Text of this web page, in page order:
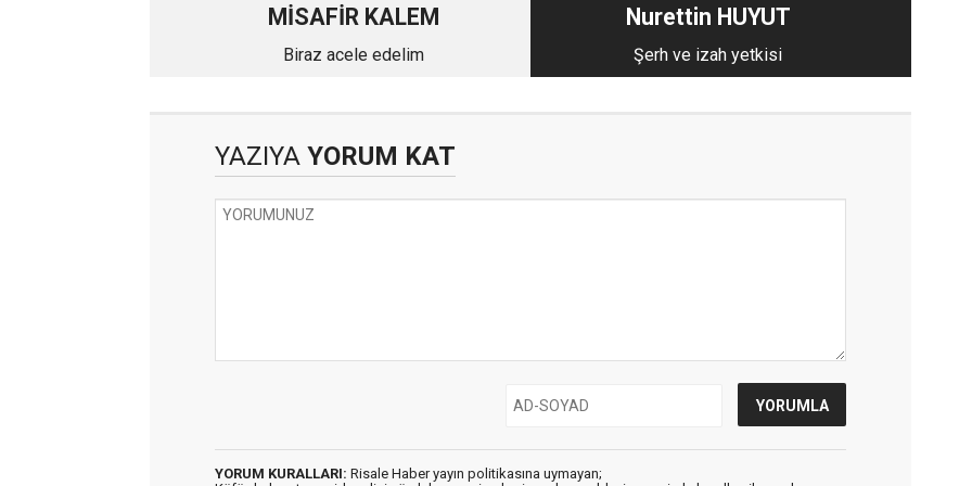
MİSAFİR KALEM
Biraz acele edelim
Nurettin HUYUT
Şerh ve izah yetkisi
YAZIYA YORUM KAT
YORUM KURALLARI: Risale Haber yayın politikasına uymayan;